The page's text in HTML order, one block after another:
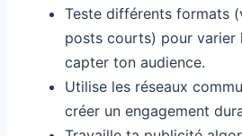
Teste différents formats
posts courts) pour varier
capter ton audience.
Utilise les réseaux
créer un engagement